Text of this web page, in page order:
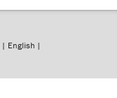
| English |